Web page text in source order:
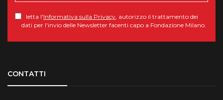
letta l'Informativa sulla Privacy, autorizzo il trattamento dei
dati per l'invio delle Newsletter facenti capo a Fondazione Milano.
CONTATTI